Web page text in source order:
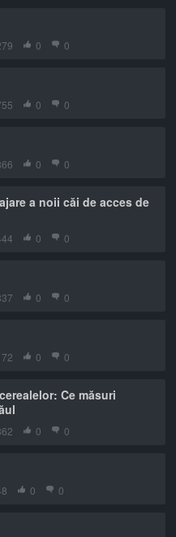
0 0
0 0
0 0
a noii căi de acces de
0 0
0 0
0 0
Ce măsuri
0 0
0 0